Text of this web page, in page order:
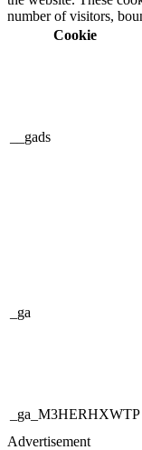
number of visitors,
Cookie
__gads
_ga
_ga_M3HERHXWTP
Advertisement